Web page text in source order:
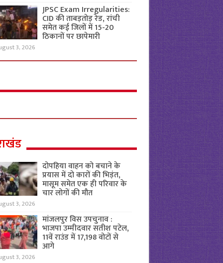
JPSC Exam Irregularities:
CID की ताबड़तोड़ रेड, रांची
समेत कई जिलों में 15-20
ठिकानों पर छापेमारी
3, 2026
दोपहिया वाहन को बचाने के
प्रयास में दो कारों की भिड़ंत,
मासूम समेत एक ही परिवार के
चार लोगों की मौत
3, 2026
मांजलपुर विस उपचुनाव :
भाजपा उम्मीदवार सतीश पटेल,
11वें राउंड में 17,198 वोटों से
आगे
3, 2026